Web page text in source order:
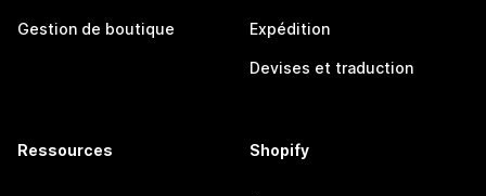
Gestion de boutique Expédition
Devises et traduction
Ressources Shopify